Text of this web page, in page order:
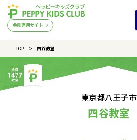
会員専用サイト
TOP 四谷教室
東京都八王子市
四谷教室